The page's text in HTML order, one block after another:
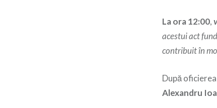
La ora 12:00,
acestui act
contribuit în
După
Alexandru